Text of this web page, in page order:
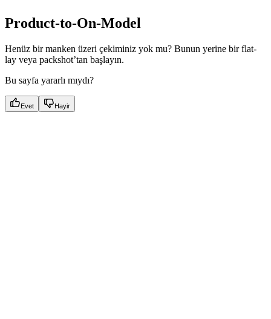
Product-to-On-Model
Henüz bir manken üzeri çekiminiz yok mu? Bunun yerine bir flat-
lay veya packshot’tan başlayın.
Bu sayfa yararlı mıydı?
Evet Hayir